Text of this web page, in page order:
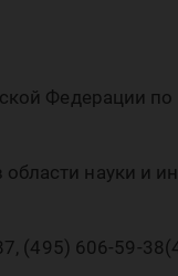
Федерации
науки и
(495) 606-59-